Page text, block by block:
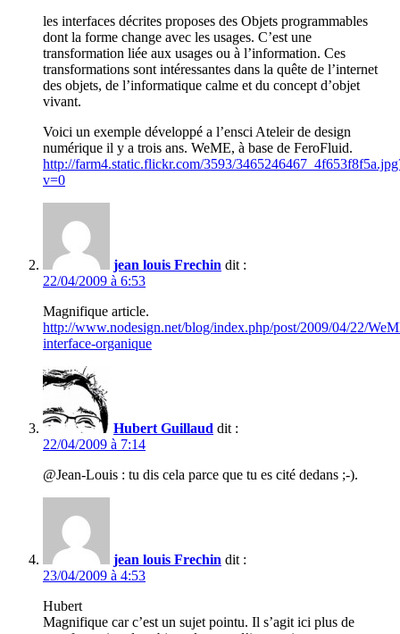
les interfaces décrites proposes des Objets programmables
dont la forme change avec les usages. C’est une
transformation liée aux usages ou à l’information. Ces
transformations sont intéressantes dans la quête de l’internet
des objets, de l’informatique calme et du concept d’objet
vivant.
Voici un exemple développé a l’ensci Ateleir de design
numérique il y a trois ans. WeME, à base de FeroFluid.
http://farm4.static.flickr.com/3593/
v=0
jean louis Frechin dit :
22/04/2009 à 6:53
Magnifique article.
http://www.nodesign.net/blog/index.php/post/2009/04/22/
interface-organique
Hubert Guillaud dit :
22/04/2009 à 7:14
@Jean-Louis : tu dis cela parce que tu es cité dedans ;-).
jean louis Frechin dit :
23/04/2009 à 4:53
Hubert
Magnifique car c’est un sujet pointu. Il s’agit ici plus de